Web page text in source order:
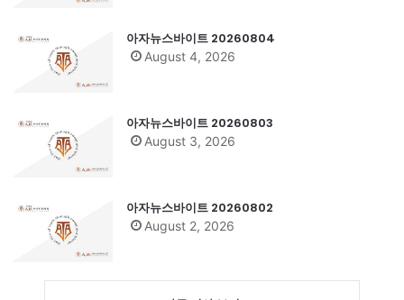
아자뉴스바이트 20260804
August 4, 2026
아자뉴스바이트 20260803
August 3, 2026
아자뉴스바이트 20260802
August 2, 2026